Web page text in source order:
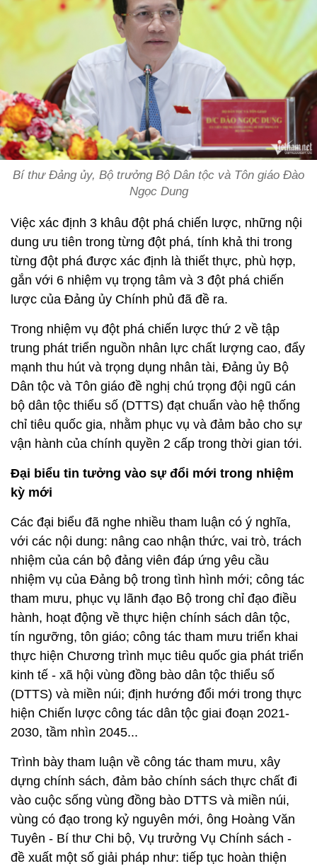
Bí thư Đảng ủy, Bộ trưởng Bộ Dân tộc và Tôn giáo Đào
Ngọc Dung
Việc xác định 3 khâu đột phá chiến lược, những nội
dung ưu tiên trong từng đột phá, tính khả thi trong
từng đột phá được xác định là thiết thực, phù hợp,
gắn với 6 nhiệm vụ trọng tâm và 3 đột phá chiến
lược của Đảng ủy Chính phủ đã đề ra.
Trong nhiệm vụ đột phá chiến lược thứ 2 về tập
trung phát triển nguồn nhân lực chất lượng cao, đẩy
mạnh thu hút và trọng dụng nhân tài, Đảng ủy Bộ
Dân tộc và Tôn giáo đề nghị chú trọng đội ngũ cán
bộ dân tộc thiểu số (DTTS) đạt chuẩn vào hệ thống
chỉ tiêu quốc gia, nhằm phục vụ và đảm bảo cho sự
vận hành của chính quyền 2 cấp trong thời gian tới.
Đại biểu tin tưởng vào sự đổi mới trong nhiệm
kỳ mới
Các đại biểu đã nghe nhiều tham luận có ý nghĩa,
với các nội dung: nâng cao nhận thức, vai trò, trách
nhiệm của cán bộ đảng viên đáp ứng yêu cầu
nhiệm vụ của Đảng bộ trong tình hình mới; công tác
tham mưu, phục vụ lãnh đạo Bộ trong chỉ đạo điều
hành, hoạt động về thực hiện chính sách dân tộc,
tín ngưỡng, tôn giáo; công tác tham mưu triển khai
thực hiện Chương trình mục tiêu quốc gia phát triển
kinh tế - xã hội vùng đồng bào dân tộc thiểu số
(DTTS) và miền núi; định hướng đổi mới trong thực
hiện Chiến lược công tác dân tộc giai đoạn 2021-
2030, tầm nhìn 2045...
Trình bày tham luận về công tác tham mưu, xây
dựng chính sách, đảm bảo chính sách thực chất đi
vào cuộc sống vùng đồng bào DTTS và miền núi,
vùng có đạo trong kỷ nguyên mới, ông Hoàng Văn
Tuyên - Bí thư Chi bộ, Vụ trưởng Vụ Chính sách -
đề xuất một số giải pháp như: tiếp tục hoàn thiện